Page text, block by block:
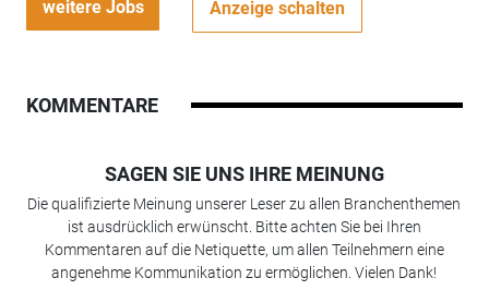
weitere Jobs Anzeige schalten
KOMMENTARE
SAGEN SIE UNS IHRE MEINUNG
Die qualifizierte Meinung unserer Leser zu allen Branchenthemen
ist ausdrücklich erwünscht. Bitte achten Sie bei Ihren
Kommentaren auf die Netiquette, um allen Teilnehmern eine
angenehme Kommunikation zu ermöglichen. Vielen Dank!